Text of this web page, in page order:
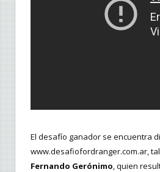
El desafío ganador se encuentra
www.desafiofordranger.com.ar,
Fernando Gerónimo , quien